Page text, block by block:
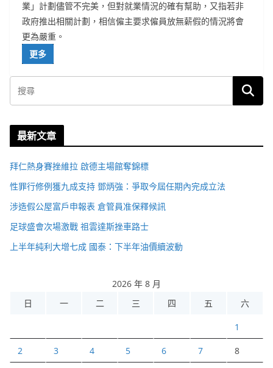
業」計劃儘管不完美，但對就業情況的確有幫助，又指若非
政府推出相關計劃，相信僱主要求僱員放無薪假的情況將會
更為嚴重。
更多
最新文章
拜仁熱身賽挫維拉 啟德主場館奪錦標
性罪行修例獲九成支持 鄧炳強：爭取今屆任期內完成立法
涉造假公屋富戶申報表 倉管員准保釋候訊
足球盛會次場激戰 祖雲達斯挫車路士
上半年純利大增七成 國泰：下半年油價續波動
2026 年 8 月
日
一 二 三 四 五 六
1
2 3 4 5 6 7 8